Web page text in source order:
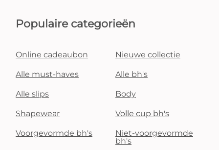
Populaire categorieën
Online cadeaubon Nieuwe collectie
Alle must-haves Alle bh's
Alle slips Body
Shapewear Volle cup bh's
Voorgevormde bh's
Niet-voorgevormde
bh's